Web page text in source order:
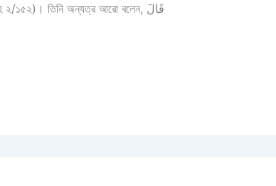
কৃতজ্ঞ হও আনুগত্যের মাধ্যমে ও অকৃতজ্ঞ হয়ো না অবাধ্য হয়ে’ (বাক্বারাহ ২/১৫২)। তিনি অন্যত্র আরো বলেন, قَالَ